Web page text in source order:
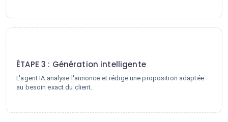
ÉTAPE 3 : Génération intelligente
L'agent IA analyse l'annonce et rédige une proposition adaptée
au besoin exact du client.